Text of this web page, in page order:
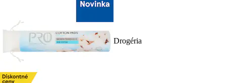
Drogéria